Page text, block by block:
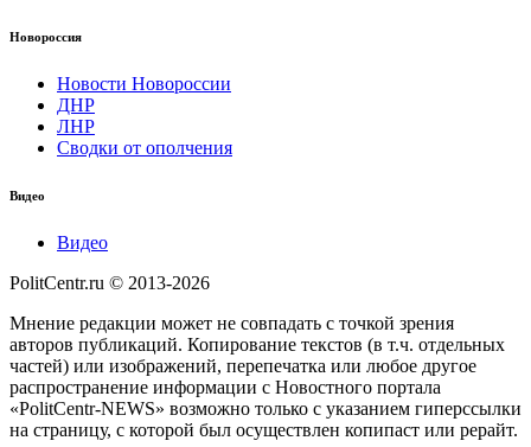
Новороссия
Новости Новороссии
ДНР
ЛНР
Сводки от ополчения
Видео
Видео
PolitCentr.ru © 2013-2026
Мнение редакции может не совпадать с точкой зрения
авторов публикаций. Копирование текстов (в т.ч. отдельных
частей) или изображений, перепечатка или любое другое
распространение информации с Новостного портала
«PolitCentr-NEWS» возможно только с указанием гиперссылки
на страницу, с которой был осуществлен копипаст или рерайт.